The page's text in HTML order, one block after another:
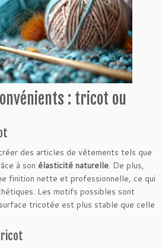
: tricot ou
des articles de vêtements tels que
à son élasticité naturelle. De plus,
finition nette et professionnelle, ce qui
Les motifs possibles sont
tricotée est plus stable que celle